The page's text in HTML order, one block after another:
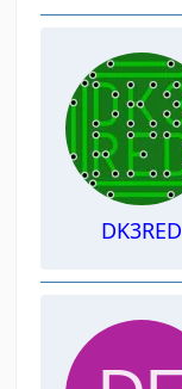
DK3RED